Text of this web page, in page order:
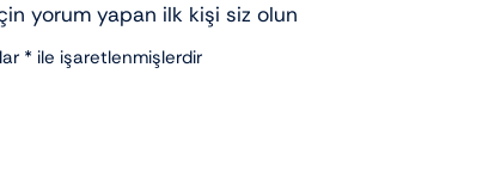
yorum yapan ilk kişi siz olun
* ile işaretlenmişlerdir